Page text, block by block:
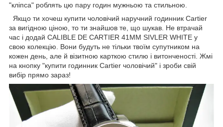
"кліпса" роблять цю пару годин мужньою та стильною.
Якщо ти хочеш купити чоловічий наручний годинник Cartier
за вигідною ціною, то ти знайшов те, що шукав. Не втрачай
час і додай CALIBLE DE CARTIER 41MM SIVLER WHITE у
свою колекцію. Вони будуть не тільки твоїм супутником на
кожен день, але й візитною карткою стилю і витонченості. Жмі
на кнопку "купити годинник Cartier чоловічий" і зроби свій
вибір прямо зараз!